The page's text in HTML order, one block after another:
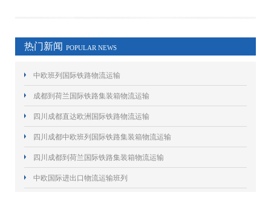
热门新闻 POPULAR NEWS
中欧班列国际铁路物流运输
成都到荷兰国际铁路集装箱物流运输
四川成都直达欧洲国际铁路物流运输
四川成都中欧班列国际铁路集装箱物流运输
四川成都到荷兰国际铁路集装箱物流运输
中欧国际进出口物流运输班列